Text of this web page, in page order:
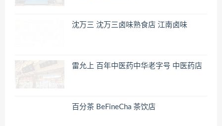
沈万三 沈万三卤味熟食店 江南卤味
雷允上 百年中医药中华老字号 中医药店
百分茶 BeFineCha 茶饮店